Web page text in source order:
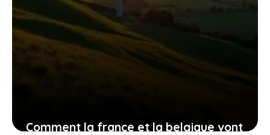
Comment la france et la belgique vont